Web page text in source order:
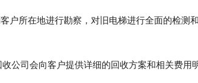
户所在地进行勘察，对旧电梯进行全面的检测
公司会向客户提供详细的回收方案和相关费用